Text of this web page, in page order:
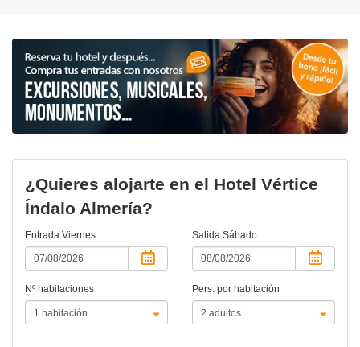
¿Quieres alojarte en el Hotel Vértice
Índalo Almería?
Entrada Viernes Salida Sábado
Nº habitaciones Pers. por habitación